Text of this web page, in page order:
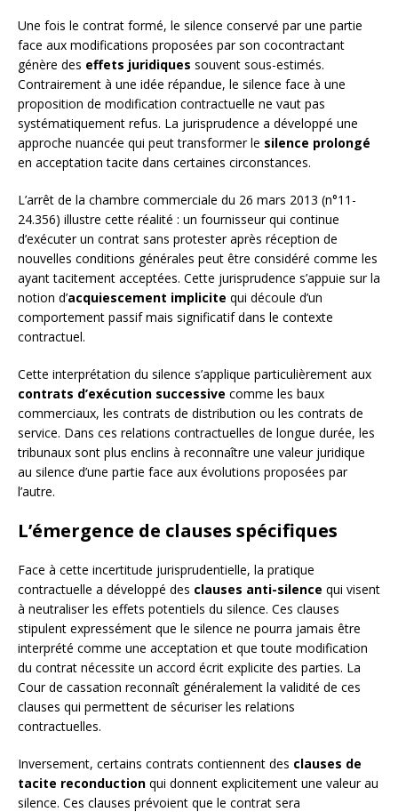
Une fois le contrat formé, le silence conservé par une partie
face aux modifications proposées par son cocontractant
génère des effets juridiques souvent sous-estimés.
Contrairement à une idée répandue, le silence face à une
proposition de modification contractuelle ne vaut pas
systématiquement refus. La jurisprudence a développé une
approche nuancée qui peut transformer le silence prolongé
en acceptation tacite dans certaines circonstances.
L’arrêt de la chambre commerciale du 26 mars 2013 (n°11-
24.356) illustre cette réalité : un fournisseur qui continue
d’exécuter un contrat sans protester après réception de
nouvelles conditions générales peut être considéré comme les
ayant tacitement acceptées. Cette jurisprudence s’appuie sur la
notion d’acquiescement implicite qui découle d’un
comportement passif mais significatif dans le contexte
contractuel.
Cette interprétation du silence s’applique particulièrement aux
contrats d’exécution successive comme les baux
commerciaux, les contrats de distribution ou les contrats de
service. Dans ces relations contractuelles de longue durée, les
tribunaux sont plus enclins à reconnaître une valeur juridique
au silence d’une partie face aux évolutions proposées par
l’autre.
L’émergence de clauses spécifiques
Face à cette incertitude jurisprudentielle, la pratique
contractuelle a développé des clauses anti-silence qui visent
à neutraliser les effets potentiels du silence. Ces clauses
stipulent expressément que le silence ne pourra jamais être
interprété comme une acceptation et que toute modification
du contrat nécessite un accord écrit explicite des parties. La
Cour de cassation reconnaît généralement la validité de ces
clauses qui permettent de sécuriser les relations
contractuelles.
Inversement, certains contrats contiennent des clauses de
tacite reconduction qui donnent explicitement une valeur au
silence. Ces clauses prévoient que le contrat sera